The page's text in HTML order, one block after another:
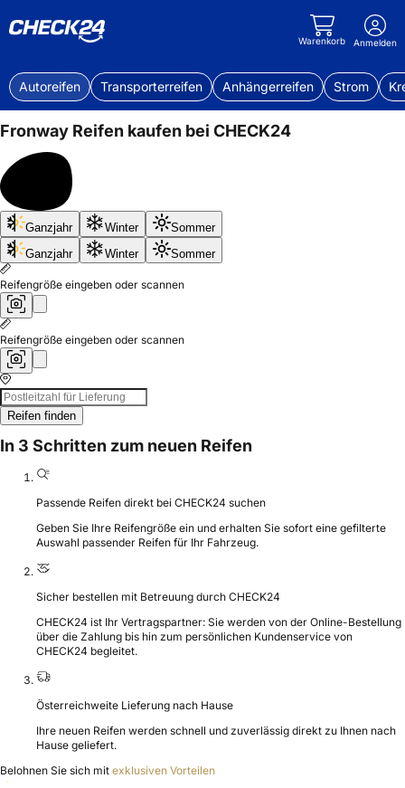
Warenkorb Anmelden
Autoreifen Transporterreifen Anhängerreifen Strom
Fronway Reifen kaufen bei CHECK24
Bis
50%
sparen
Ganzjahr Winter
Sommer
Ganzjahr
Winter Sommer
Reifengröße eingeben oder scannen
Reifengröße eingeben oder scannen
Reifen finden
In 3 Schritten zum neuen Reifen
Passende Reifen direkt bei CHECK24 suchen
Geben Sie Ihre Reifengröße ein und erhalten Sie sofort eine gefilterte
Auswahl passender Reifen für Ihr Fahrzeug.
Sicher bestellen mit Betreuung durch CHECK24
CHECK24 ist Ihr Vertragspartner: Sie werden von der Online-Bestellung
über die Zahlung bis hin zum persönlichen Kundenservice von
CHECK24 begleitet.
Österreichweite Lieferung nach Hause
Ihre neuen Reifen werden schnell und zuverlässig direkt zu Ihnen nach
Hause geliefert.
Belohnen Sie sich mit exklusiven Vorteilen